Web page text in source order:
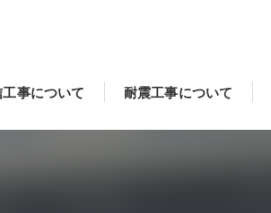
事について 耐震工事について